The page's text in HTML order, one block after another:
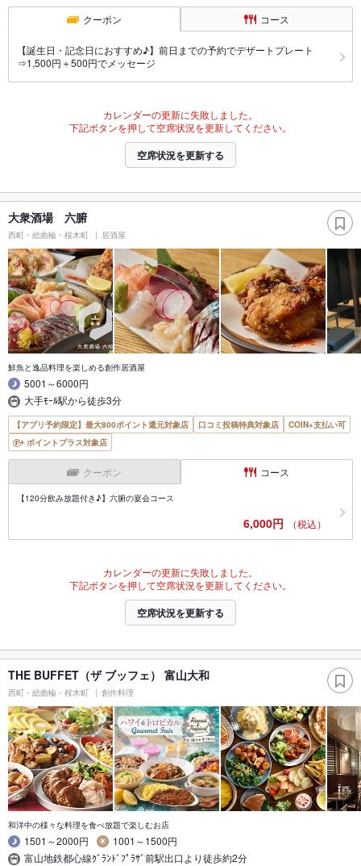
クーポン コース
【誕生日・記念日におすすめ♪】前日までの予約でデザートプレート
⇒1,500円＋500円でメッセージ
カレンダーの更新に失敗しました。
下記ボタンを押して空席状況を更新してください。
空席状況を更新する
大衆酒場 六腑
西町・総曲輪・桜木町 居酒屋
鮮魚と逸品料理を楽しめる創作居酒屋
5001～6000円
大手ﾓｰﾙ駅から徒歩3分
【アプリ予約限定】最大800ポイント還元対象店 口コミ投稿特典対象店
COIN+支払い可
ポイントプラス対象店
クーポン コース
【120分飲み放題付き♪】六腑の宴会コース
6,000円 （税込）
カレンダーの更新に失敗しました。
下記ボタンを押して空席状況を更新してください。
空席状況を更新する
THE BUFFET（ザ ブッフェ） 富山大和
西町・総曲輪・桜木町 創作料理
和洋中の様々な料理を食べ放題で楽しむお店
1501～2000円
1001～1500円
富山地鉄都心線ｸﾞﾗﾝﾄﾞﾌﾟﾗｻﾞ前駅出口より徒歩約2分